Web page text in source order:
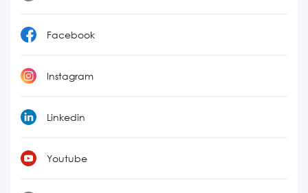
Facebook
Instagram
Linkedin
Youtube